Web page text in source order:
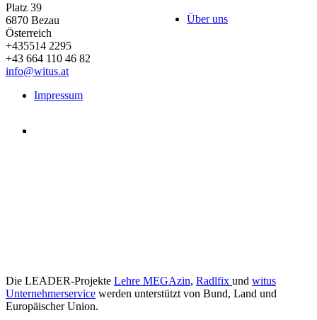
Platz 39
6870 Bezau
Österreich
+435514 2295
+43 664 110 46 82
info@witus.at
Über uns
Impressum
Die LEADER-Projekte Lehre MEGAzin, Radlfix und witus
Unternehmerservice werden unterstützt von Bund, Land und
Europäischer Union.